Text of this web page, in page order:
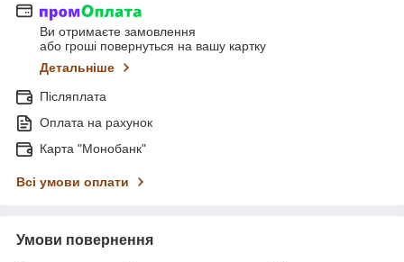
Ви отримаєте замовлення
або гроші повернуться на вашу картку
Детальніше
Післяплата
Оплата на рахунок
Карта "Монобанк"
Всі умови оплати
Умови повернення